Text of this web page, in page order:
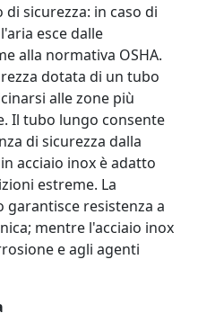
sicurezza: in caso di
esce dalle
alla normativa OSHA.
dotata di un tubo
alle zone più
Il tubo lungo consente
di sicurezza dalla
acciaio inox è adatto
estreme. La
resistenza a
mentre l'acciaio inox
e agli agenti